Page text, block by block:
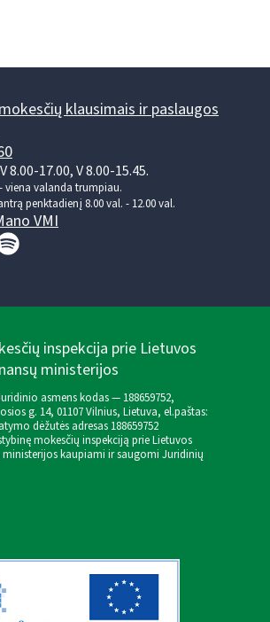
klausimais ir paslaugos
8.00-17.00, V 8.00-15.45.
viena valanda trumpiau.
penktadienį 8.00 val. - 12.00 val.
VMI
inspekcija prie Lietuvos
ministerijos
asmens kodas — 188659752,
g. 14, 01107 Vilnius, Lietuva, el.paštas:
dėžutės adresas 188659752
mokesčių inspekciją prie Lietuvos
ministerijos kaupiami ir saugomi Juridinių